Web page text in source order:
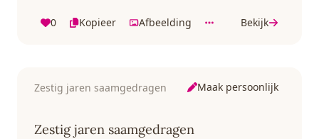
0 Kopieer Afbeelding Bekijk
Zestig jaren saamgedragen Maak persoonlijk
Zestig jaren saamgedragen